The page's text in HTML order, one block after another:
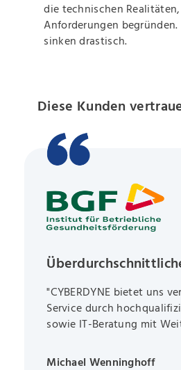
die technischen
Anforderungen
sinken drastisch.
Diese Kunden
"CYBERDYNE bietet uns
Service durch
sowie IT-Beratung mit
Michael Wenninghoff